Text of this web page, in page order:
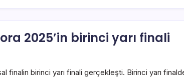
2025’in birinci yarı finali
finalin birinci yarı finali gerçekleşti. Birinci yarı